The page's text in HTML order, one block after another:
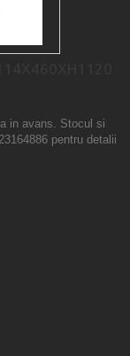
in avans. Stocul si
pentru detalii